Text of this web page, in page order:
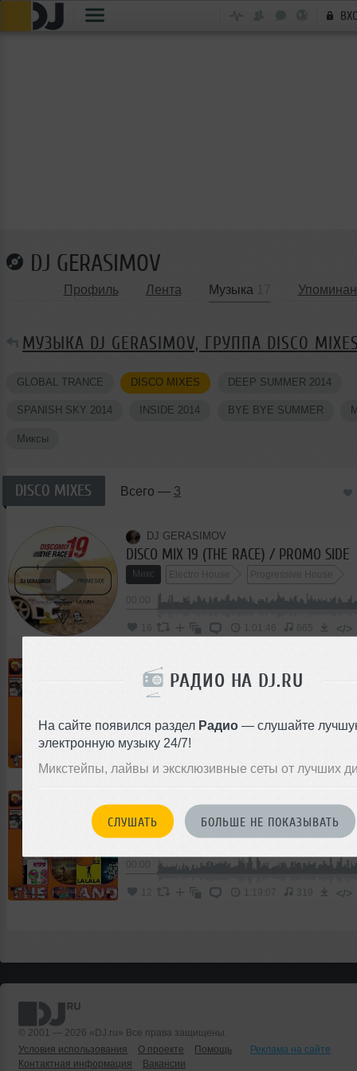
РАДИО НА DJ.RU
На сайте появился раздел Радио — слушайте
электронную музыку 24/7!
Микстейпы, лайвы и эксклюзивные сеты от лучших
СЛУШАТЬ БОЛЬШЕ НЕ ПОКАЗЫВАТЬ
DJ GERASIMOV
Профиль Лента Музыка
МУЗЫКА DJ GERASIMOV, ГРУППА DISCO
GLOBAL TRANCE DISCO MIXES DEEP SUMMER 2014
SPANISH SKY 2014 INSIDE 2014 BYE BYE SUMMER
Миксы
DISCO MIXES Всего — 3
DJ GERASIMOV
DISCO MIX 19 (THE RACE) / PROMO SIDE
Микс Electro House Progressive House
16 1:01:46 665 </>
DJ GERASIMOV
DISCO MIX 18 (Record Side)
00:00
DISCO MIX 18 (La Luna Side)
Микс House Progressive House
12 1:19:07 319 </>
© 2001 — 2026 «DJ.ru» Все права защищены.
Условия использования
О проекте Помощь
Реклама на сайте
Контактная информация
Вакансии